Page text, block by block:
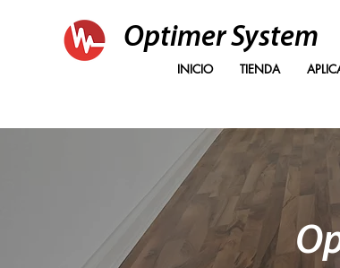
Optimer System
INICIO TIENDA